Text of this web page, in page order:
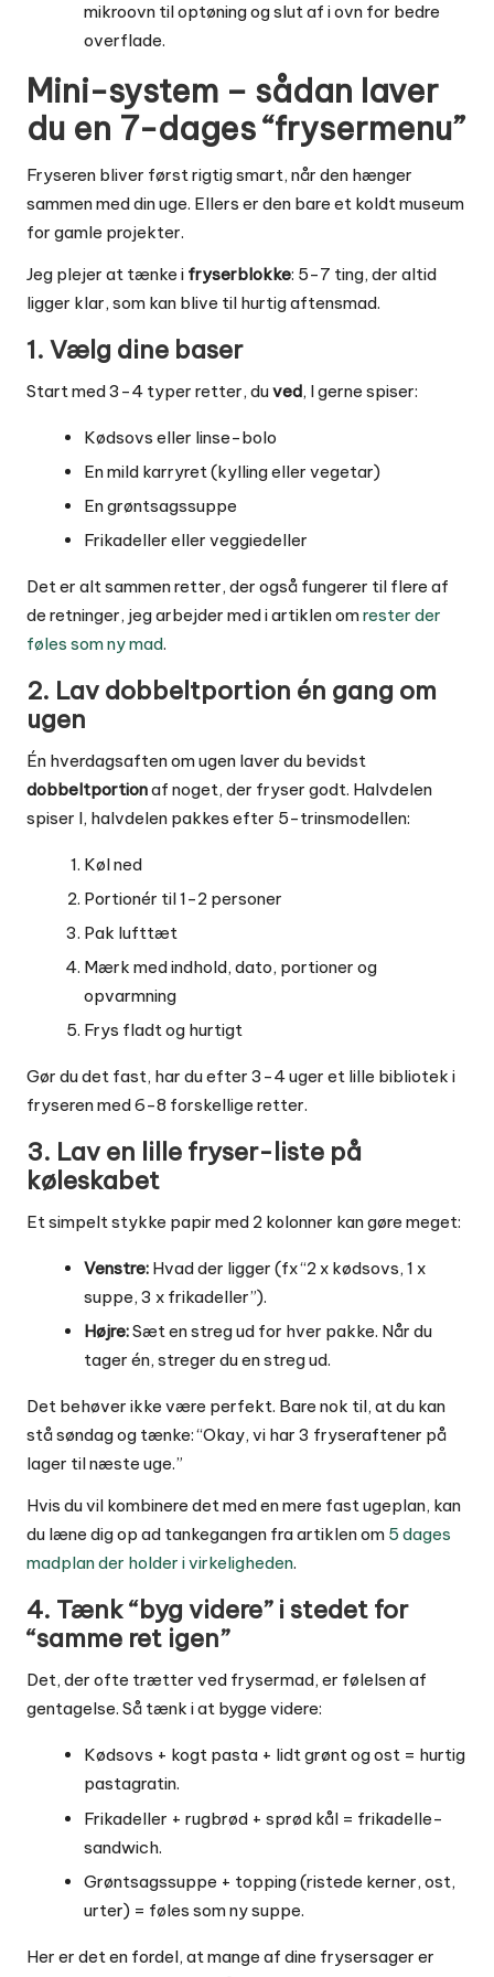
mikroovn til optøning og slut af i ovn for bedre
overflade.
Mini-system – sådan laver
du en 7-dages “frysermenu”
Fryseren bliver først rigtig smart, når den hænger
sammen med din uge. Ellers er den bare et koldt museum
for gamle projekter.
Jeg plejer at tænke i fryserblokke: 5-7 ting, der altid
ligger klar, som kan blive til hurtig aftensmad.
1. Vælg dine baser
Start med 3-4 typer retter, duved, I gerne spiser:
Kødsovs eller linse-bolo
En mild karryret (kylling eller vegetar)
En grøntsagssuppe
Frikadeller eller veggiedeller
Det er alt sammen retter, der også fungerer til flere af
de retninger, jeg arbejder med i artiklen omrester der
føles som ny mad.
2. Lav dobbeltportion én gang om
ugen
Én hverdagsaften om ugen laver du bevidst
dobbeltportionaf noget, der fryser godt. Halvdelen
spiser I, halvdelen pakkes efter 5-trinsmodellen:
Køl ned
Portionér til 1-2 personer
Pak lufttæt
Mærk med indhold, dato, portioner og
opvarmning
Frys fladt og hurtigt
Gør du det fast, har du efter 3-4 uger et lille bibliotek i
fryseren med 6-8 forskellige retter.
3. Lav en lille fryser-liste på
køleskabet
Et simpelt stykke papir med 2 kolonner kan gøre meget:
Venstre: Hvad der ligger (fx “2 x kødsovs, 1 x
suppe, 3 x frikadeller”).
Højre:Sæt en streg ud for hver pakke. Når du
tager én, streger du en streg ud.
Det behøver ikke være perfekt. Bare nok til, at du kan
stå søndag og tænke: “Okay, vi har 3 fryseraftener på
lager til næste uge.”
Hvis du vil kombinere det med en mere fast ugeplan, kan
du læne dig op ad tankegangen fra artiklen om 5 dages
madplan der holder i virkeligheden.
4. Tænk “byg videre” i stedet for
“samme ret igen”
Det, der ofte trætter ved frysermad, er følelsen af
gentagelse. Så tænk i at bygge videre:
Kødsovs + kogt pasta + lidt grønt og ost = hurtig
pastagratin.
Frikadeller + rugbrød + sprød kål = frikadelle-
sandwich.
Grøntsagssuppe + topping (ristede kerner, ost,
urter) = føles som ny suppe.
Her er det en fordel, at mange af dine frysersager er